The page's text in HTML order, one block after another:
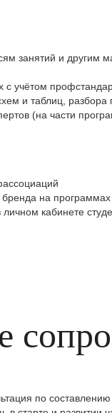
занятий и другим
учётом
и таблиц, разбора
(на части
на
кабинете
по